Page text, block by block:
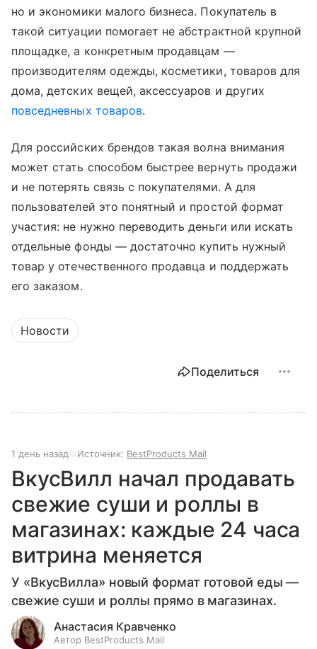
но и экономики малого бизнеса. Покупатель в
такой ситуации помогает не абстрактной крупной
площадке, а конкретным продавцам —
производителям одежды, косметики, товаров для
дома, детских вещей, аксессуаров и других
повседневных товаров.
Для российских брендов такая волна внимания
может стать способом быстрее вернуть продажи
и не потерять связь с покупателями. А для
пользователей это понятный и простой формат
участия: не нужно переводить деньги или искать
отдельные фонды — достаточно купить нужный
товар у отечественного продавца и поддержать
его заказом.
Новости
Поделиться
1 день назад Источник: BestProducts Mail
ВкусВилл начал продавать
свежие суши и роллы в
магазинах: каждые 24 часа
витрина меняется
У «ВкусВилла» новый формат готовой еды —
свежие суши и роллы прямо в магазинах.
Анастасия Кравченко
Автор BestProducts Mail